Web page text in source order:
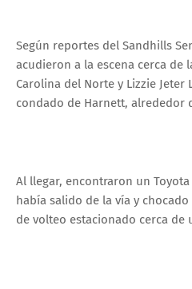
Según reportes del Sandhills
acudieron a la escena cerca de
Carolina del Norte y Lizzie Jeter
condado de Harnett, alrededor
Al llegar, encontraron un
había salido de la vía y
de volteo estacionado cerca de